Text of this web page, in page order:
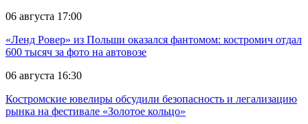
06 августа 17:00
«Ленд Ровер» из Польши оказался фантомом: костромич отдал
600 тысяч за фото на автовозе
06 августа 16:30
Костромские ювелиры обсудили безопасность и легализацию
рынка на фестивале «Золотое кольцо»